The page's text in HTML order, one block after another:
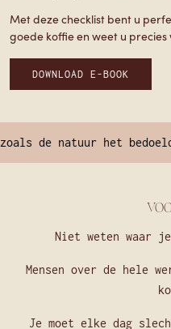
Met deze checklist bent u
goede koffie en weet u
DOWNLOAD E-BOOK
de natuur het bedoeld
Niet weten waar
Mensen over de hele
Je moet elke dag